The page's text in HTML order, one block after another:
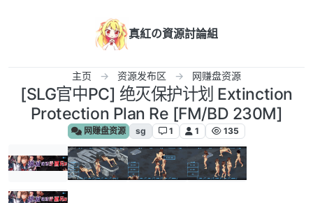
真紅の資源討論組
主页 资源发布区 网赚盘资源
[SLG官中PC] 绝灭保护计划 Extinction
Protection Plan Re [FM/BD 230M]
网赚盘资源 sg 1 1 135